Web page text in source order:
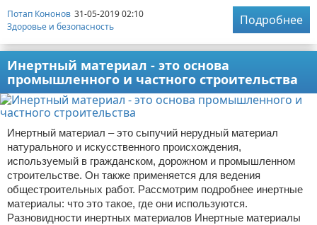
Потап Кононов 31-05-2019 02:10
Здоровье и безопасность
Подробнее
Инертный материал - это основа
промышленного и частного строительства
Инертный материал – это сыпучий нерудный материал
натурального и искусственного происхождения,
используемый в гражданском, дорожном и промышленном
строительстве. Он также применяется для ведения
общестроительных работ. Рассмотрим подробнее инертные
материалы: что это такое, где они используются.
Разновидности инертных материалов Инертные материалы